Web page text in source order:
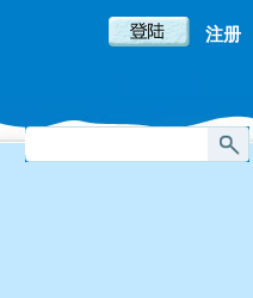
注册